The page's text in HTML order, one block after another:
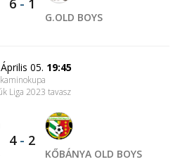
6 - 1
G.OLD BOYS
05. 19:45
kaminokupa
Liga 2023 tavasz
4- 2
KŐBÁNYA OLD BOYS